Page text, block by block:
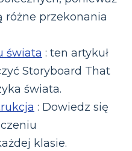
różne przekonania
świata : ten artykuł
Storyboard That
świata.
: Dowiedz się
klasie.